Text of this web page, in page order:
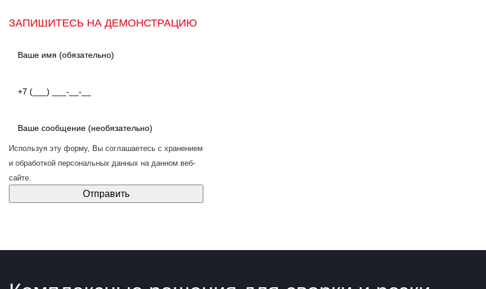
ЗАПИШИТЕСЬ НА ДЕМОНСТРАЦИЮ
Используя эту форму, Вы соглашаетесь с хранением
и обработкой персональных данных на данном веб-
сайте.